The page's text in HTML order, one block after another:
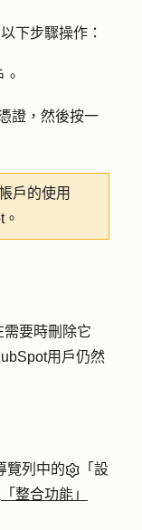
下步驟操作：
。
證 ，然後按一
戶的使用
要時刪除它
用戶仍然
覽列中的
「設
「整合功能」